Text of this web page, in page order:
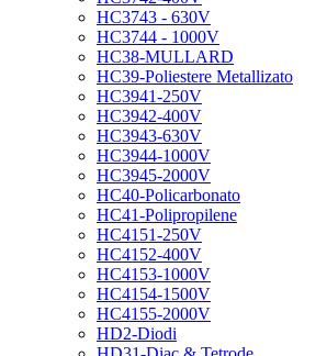
HC3743 - 630V
HC3744 - 1000V
HC38-MULLARD
HC39-Poliestere Metallizato
HC3941-250V
HC3942-400V
HC3943-630V
HC3944-1000V
HC3945-2000V
HC40-Policarbonato
HC41-Polipropilene
HC4151-250V
HC4152-400V
HC4153-1000V
HC4154-1500V
HC4155-2000V
HD2-Diodi